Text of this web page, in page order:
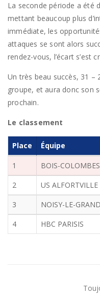
La seconde période a été
mettant beaucoup plus
immédiate, les
attaques se sont alors
rendez-vous, l’écart s’est
Un très beau succès, 31 –
groupe, et aura donc son
prochain.
Le classement
Place Équipe
1 BOIS-
2
US ALFORTVILLE
3
NOISY-LE-
4
HBC PARISIS